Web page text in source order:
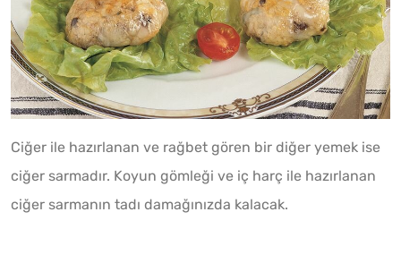
Ciğer ile hazırlanan ve rağbet gören bir diğer yemek ise
ciğer sarmadır. Koyun gömleği ve iç harç ile hazırlanan
ciğer sarmanın tadı damağınızda kalacak.